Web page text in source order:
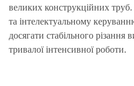
великих конструкційних труб.
та інтелектуальному
досягати стабільного різання
тривалої інтенсивної роботи.